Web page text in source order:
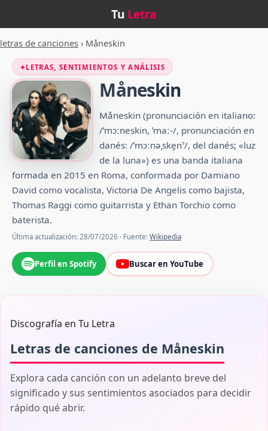
Tu Letra
letras de canciones › Måneskin
✦LETRAS, SENTIMIENTOS Y ANÁLISIS
Måneskin
Måneskin (pronunciación en italiano:
/ˈmɔːneskin, ˈmaː-/, pronunciación en
danés: /ˈmɔːnəˌske̝nˀ/, del danés; «luz
de la luna») es una banda italiana
formada en 2015 en Roma, conformada por Damiano
David como vocalista, Victoria De Angelis como bajista,
Thomas Raggi como guitarrista y Ethan Torchio como
baterista.
Última actualización: 28/07/2026 · Fuente: Wikipedia
Perfil en Spotify Buscar en YouTube
Discografía en Tu Letra
Letras de canciones de Måneskin
Explora cada canción con un adelanto breve del
significado y sus sentimientos asociados para decidir
rápido qué abrir.